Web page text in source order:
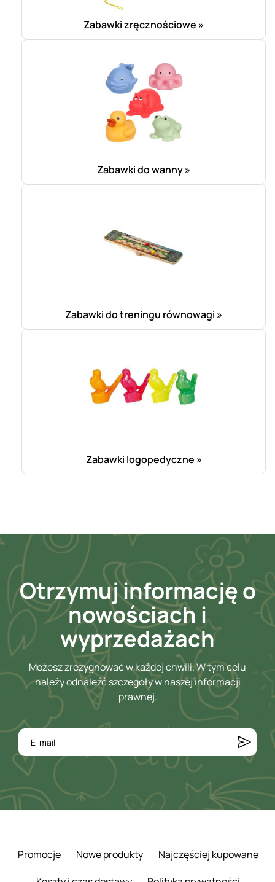
Zabawki zręcznościowe »
Zabawki do wanny »
Zabawki do treningu równowagi »
Zabawki logopedyczne »
Otrzymuj informację o
nowościach i
wyprzedażach
Możesz zrezygnować w każdej chwili. W tym celu
należy odnaleźć szczegóły w naszej informacji
prawnej.
Promocje Nowe produkty
Najczęściej kupowane